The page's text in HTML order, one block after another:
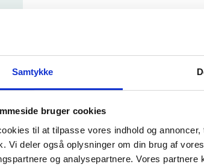
Samtykke
bruger cookies
til at tilpasse vores indhold og
Vi deler også oplysninger om din brug af
og analysepartnere. Vores
Bekendtgørelse om
Bekendtgørelse nr. 398 af 24.
under Danmarks Frie
Læs bekendtgørelsen - hos
Læs følgebrev til bekendtgørelse
bevillingsfunktionen m.v. under